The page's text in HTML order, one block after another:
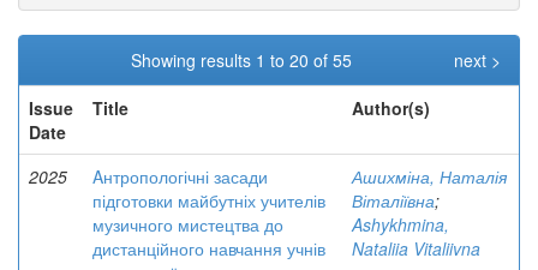
Showing results 1 to 20 of 55
next >
Issue
Date
Title Author(s)
2025
Aнтропологічні засади
підготовки майбутніх учителів
музичного мистецтва до
дистанційного навчання учнів
Ашихміна, Наталія
Віталіївна;
Ashykhmina,
Nataliia Vitaliivna